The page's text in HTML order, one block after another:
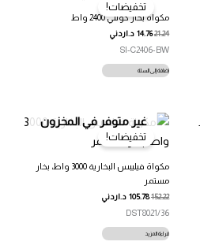
تخفيضات!
مكواة بخار كونتي 2400 واط
21.24
14.76 د.اردني
SI-C2406-BW
إضافة إلى السلة
غير متوفر في المخزون
تخفيضات!
مكواة فيليبس البخارية 3000 واط، بخار
مستمر
152.22
105.78 د.اردني
DST8021/36
قراءة المزيد